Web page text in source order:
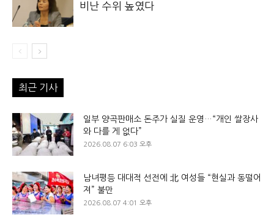
비난 수위 높였다
최근 기사
일부 양곡판매소 돈주가 실질 운영…“개인 쌀장사
와 다를 게 없다”
2026.08.07 6:03 오후
남녀평등 대대적 선전에 北 여성들 “현실과 동떨어
져” 불만
2026.08.07 4:01 오후